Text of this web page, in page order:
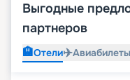
Выгодные
партнеров
🏨Отели✈️Авиабилеты